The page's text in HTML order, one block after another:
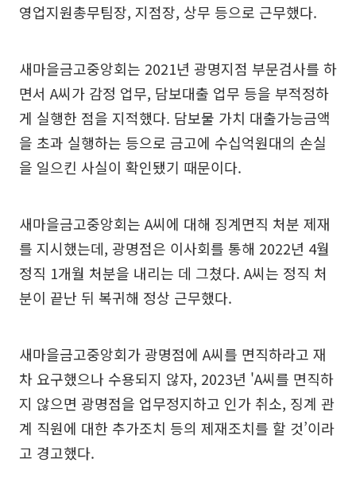
영업지원총무팀장, 지점장, 상무 등으로 근무했다.
새마을금고중앙회는 2021년 광명지점 부문검사를 하
면서 A씨가 감정 업무, 담보대출 업무 등을 부적정하
게 실행한 점을 지적했다. 담보물 가치 대출가능금액
을 초과 실행하는 등으로 금고에 수십억원대의 손실
을 일으킨 사실이 확인됐기 때문이다.
새마을금고중앙회는 A씨에 대해 징계면직 처분 제재
를 지시했는데, 광명점은 이사회를 통해 2022년 4월
정직 1개월 처분을 내리는 데 그쳤다. A씨는 정직 처
분이 끝난 뒤 복귀해 정상 근무했다.
새마을금고중앙회가 광명점에 A씨를 면직하라고 재
차 요구했으나 수용되지 않자, 2023년 'A씨를 면직하
지 않으면 광명점을 업무정지하고 인가 취소, 징계 관
계 직원에 대한 추가조치 등의 제재조치를 할 것’이라
고 경고했다.